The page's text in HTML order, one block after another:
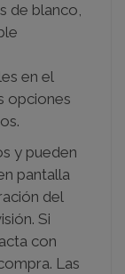
de blanco,
en el
opciones
y pueden
pantalla
del
Si
con
Las